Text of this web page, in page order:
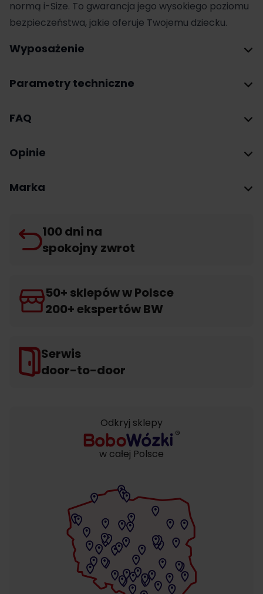
normą i-Size. To gwarancja jego wysokiego poziomu
bezpieczeństwa, jakie oferuje Twojemu dziecku.
Wyposażenie
Parametry techniczne
FAQ
Opinie
Marka
100 dni na
spokojny zwrot
50+ sklepów w Polsce
200+ ekspertów BW
Serwis
door-to-door
Odkryj sklepy
w całej Polsce